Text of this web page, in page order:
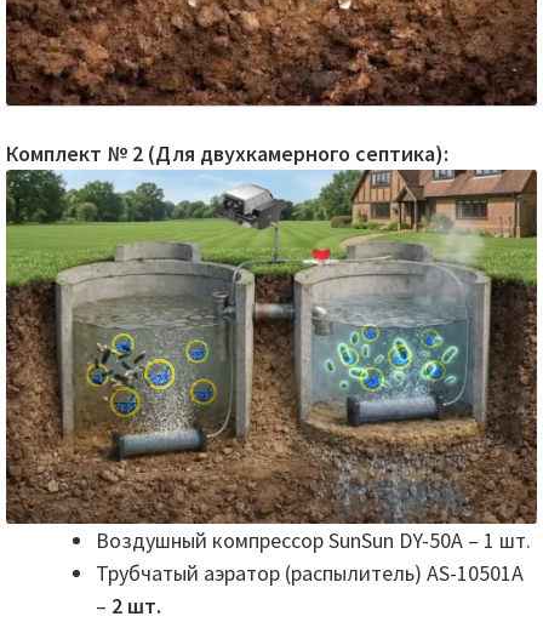
Комплект № 2 (Для двухкамерного септика):
Воздушный компрессор SunSun DY-50А – 1 шт.
Трубчатый аэратор (распылитель) AS-10501A
– 2 шт.